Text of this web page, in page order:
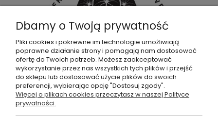
Dołącz do naszejgrupy facebookowej !
POMOC
SKLEP
Dbamy o Twoją prywatność
Pliki cookies i pokrewne im technologie umożliwiają
poprawne działanie strony i pomagają nam dostosować
ofertę do Twoich potrzeb. Możesz zaakceptować
wykorzystanie przez nas wszystkich tych plików i przejść
do sklepu lub dostosować użycie plików do swoich
preferencji, wybierając opcję "Dostosuj zgody".
Więcej o plikach cookies przeczytasz w naszej Polityce
prywatności.